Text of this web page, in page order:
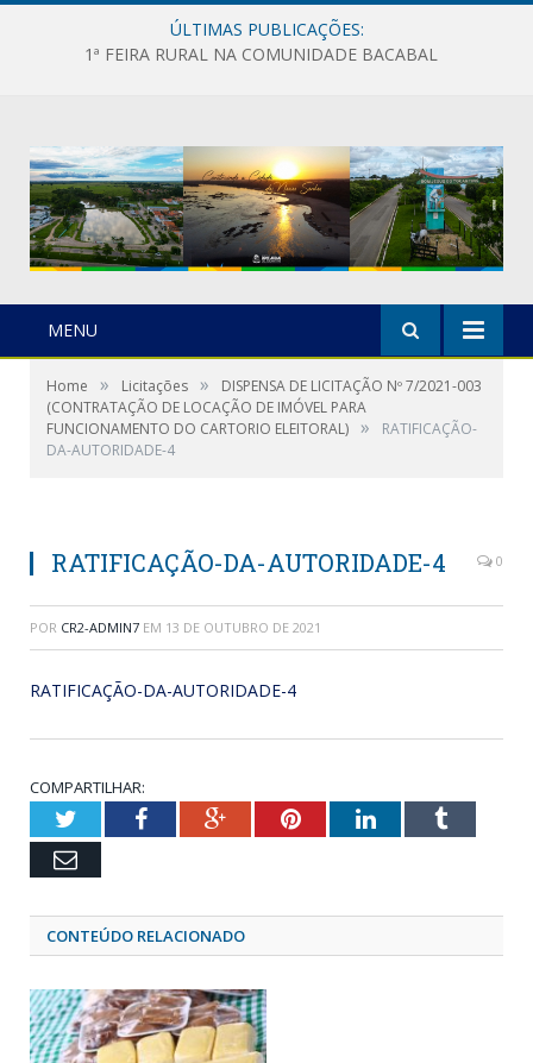
ÚLTIMAS PUBLICAÇÕES:
1ª FEIRA RURAL NA COMUNIDADE BACABAL
MENU
Home » Licitações »
DISPENSA DE LICITAÇÃO Nº 7/2021-003
(CONTRATAÇÃO DE LOCAÇÃO DE IMÓVEL PARA
FUNCIONAMENTO DO CARTORIO ELEITORAL) »
RATIFICAÇÃO-
DA-AUTORIDADE-4
RATIFICAÇÃO-DA-AUTORIDADE-4 0
POR CR2-ADMIN7 EM 13 DE OUTUBRO DE 2021
RATIFICAÇÃO-DA-AUTORIDADE-4
COMPARTILHAR:
TwitterFacebookGoogle+PinterestLinkedInTumblr
Email
CONTEÚDO RELACIONADO